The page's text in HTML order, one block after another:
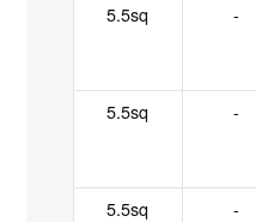
5.5sq -
5.5sq -
5.5sq -